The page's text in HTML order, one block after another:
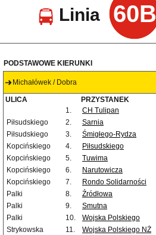
Linia 60B
PODSTAWOWE KIERUNKI
Michałówek / Dobra
ULICA PRZYSTANEK
1.
CH Tulipan
Piłsudskiego
2. Sarnia
Piłsudskiego
3. Śmigłego-Rydza
Kopcińskiego
4. Piłsudskiego
Kopcińskiego
5. Tuwima
Kopcińskiego
6. Narutowicza
Kopcińskiego
7. Rondo Solidarności
Palki
8. Źródłowa
Palki
9. Smutna
Palki
10. Wojska Polskiego
Strykowska
11. Wojska Polskiego NŻ